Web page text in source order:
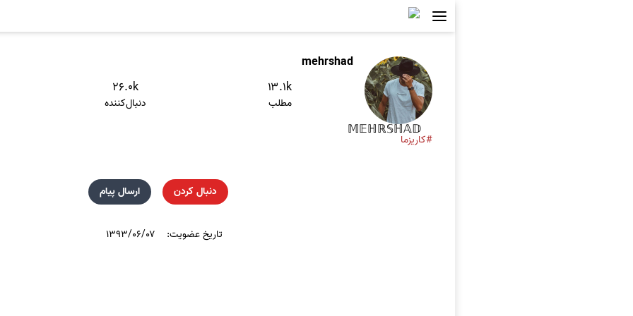
mehrshad
۱۳.۱k
مطلب
۲۶.۰k
دنبال‌کننده
𝕄𝔼ℍℝ𝕊ℍ𝔸𝔻
#کاریزما
دنبال کردن ارسال پیام
تاریخ عضویت: ۱۳۹۳/۰۶/۰۷